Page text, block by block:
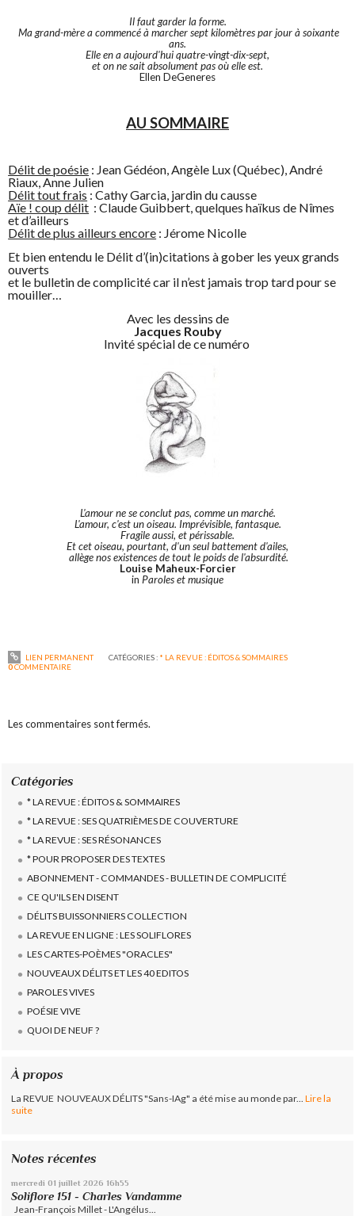
Il faut garder la forme.
Ma grand-mère a commencé à marcher sept kilomètres par jour à soixante
ans.
Elle en a aujourd'hui quatre-vingt-dix-sept,
et on ne sait absolument pas où elle est.
Ellen DeGeneres
AU SOMMAIRE
Délit de poésie : Jean Gédéon, Angèle Lux (Québec), André
Riaux, Anne Julien
Délit tout frais : Cathy Garcia, jardin du causse
Aïe ! coup délit : Claude Guibbert, quelques haïkus de Nîmes
et d’ailleurs
Délit de plus ailleurs encore : Jérome Nicolle
Et bien entendu le Délit d’(in)citations à gober les yeux grands
ouverts
et le bulletin de complicité car il n’est jamais trop tard pour se
mouiller…
Avec les dessins de
Jacques Rouby
Invité spécial de ce numéro
L'amour ne se conclut pas, comme un marché.
L'amour, c'est un oiseau. Imprévisible, fantasque.
Fragile aussi, et périssable.
Et cet oiseau, pourtant, d'un seul battement d'ailes,
allège nos existences de tout le poids de l'absurdité.
Louise Maheux-Forcier
in Paroles et musique
LIEN PERMANENT CATÉGORIES : * LA REVUE : ÉDITOS & SOMMAIRES
0COMMENTAIRE
Les commentaires sont fermés.
Catégories
* LA REVUE : ÉDITOS & SOMMAIRES
* LA REVUE : SES QUATRIÈMES DE COUVERTURE
* LA REVUE : SES RÉSONANCES
* POUR PROPOSER DES TEXTES
ABONNEMENT - COMMANDES - BULLETIN DE COMPLICITÉ
CE QU'ILS EN DISENT
DÉLITS BUISSONNIERS COLLECTION
LA REVUE EN LIGNE : LES SOLIFLORES
LES CARTES-POÈMES "ORACLES"
NOUVEAUX DÉLITS ET LES 40 EDITOS
PAROLES VIVES
POÉSIE VIVE
QUOI DE NEUF ?
À propos
La REVUE NOUVEAUX DÉLITS "Sans-IAg" a été mise au monde par...
Lire la
suite
Notes récentes
mercredi 01 juillet 2026 16h55
Soliflore 151 - Charles Vandamme
Jean-François Millet - L'Angélus...